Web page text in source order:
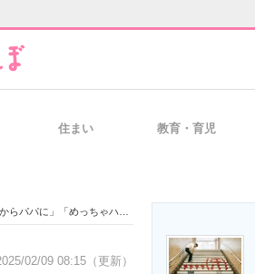
経営リーダーのコミュニティ
住まい 教育・育児
ンサム」と大好評の16万いいね
02/09 08:15（更新）